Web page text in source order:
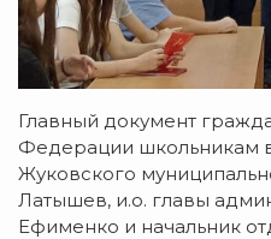
Главный документ
Федерации школьникам
Жуковского
Латышев, и.о. главы
Ефименко и начальник